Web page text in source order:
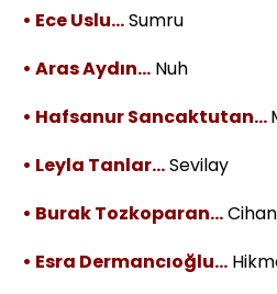
• Ece Uslu…Sumru
• Aras Aydın… Nuh
• Hafsanur Sancaktutan…
• Leyla Tanlar…Sevilay
• Burak Tozkoparan…Cihan
• Esra Dermancıoğlu…